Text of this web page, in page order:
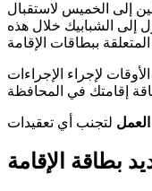
إلى الخميس لاستقبال
إلى الشبابيك خلال هذه
لإجراء الإجراءات
بطاقة الإقامة